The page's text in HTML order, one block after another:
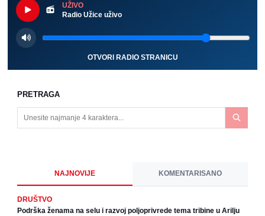
UŽIVO
Radio Užice uživo
OTVORI RADIO STRANICU
PRETRAGA
NAJNOVIJE KOMENTARISANO
DRUŠTVO
Podrška ženama na selu i razvoj poljoprivrede tema tribine u Arilju